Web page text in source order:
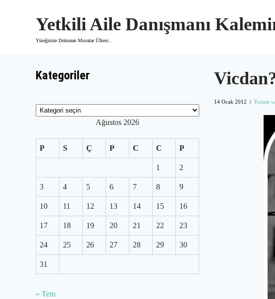
Yetkili Aile Danışmanı
Yüreğinize Dokunan Mısralar Ülkesi..
14 Ocak 2012 | Yorum
Kategoriler
Kategoriler
Ağustos 2026
P S Ç P C C P
1 2
3 4 5 6 7 8 9
10 11 12 13 14 15 16
17 18 19 20 21 22 23
24 25 26 27 28 29 30
31
« Tem